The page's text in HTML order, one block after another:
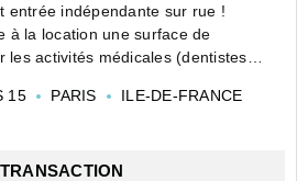
entrée indépendante sur rue !
à la location une surface de
les activités médicales (dentistes,
du métro 6 ""Dupleix"". Cette ...
15 PARIS ILE-DE-FRANCE